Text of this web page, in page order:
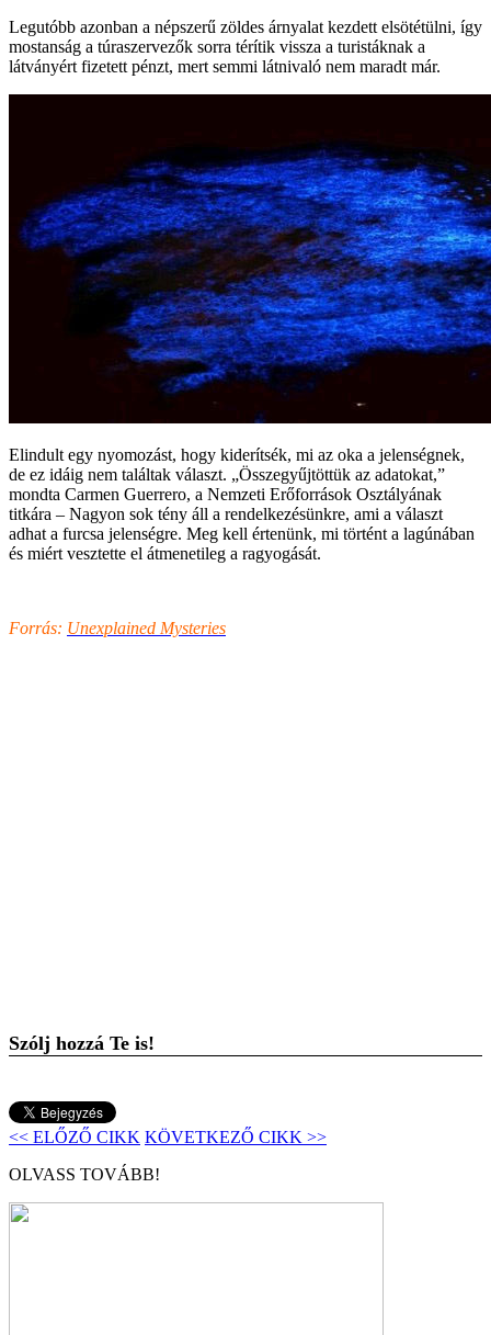
Legutóbb azonban a népszerű zöldes árnyalat kezdett elsötétülni, így
mostanság a túraszervezők sorra térítik vissza a turistáknak a
látványért fizetett pénzt, mert semmi látnivaló nem maradt már.
Elindult egy nyomozást, hogy kiderítsék, mi az oka a jelenségnek,
de ez idáig nem találtak választ. „Összegyűjtöttük az adatokat,”
mondta Carmen Guerrero, a Nemzeti Erőforrások Osztályának
titkára – Nagyon sok tény áll a rendelkezésünkre, ami a választ
adhat a furcsa jelenségre. Meg kell értenünk, mi történt a lagúnában
és miért vesztette el átmenetileg a ragyogását.
Forrás: Unexplained Mysteries
Szólj hozzá Te is!
<< ELŐZŐ CIKK KÖVETKEZŐ CIKK >>
OLVASS TOVÁBB!